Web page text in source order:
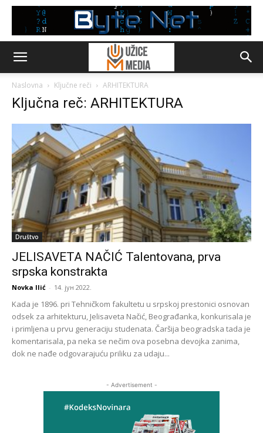
Naslovna Ključne reči ARHITEKTURA
Ključna reč: ARHITEKTURA
Društvo
JELISAVETA NAČIĆ Talentovana, prva
srpska konstrakta
Novka Ilić - 14. јун 2022.
Kada je 1896. pri Tehničkom fakultetu u srpskoj prestonici osnovan
odsek za arhitekturu, Jelisaveta Načić, Beograđanka, konkurisala je
i primljena u prvu generaciju studenata. Čaršija beogradska tada je
komentarisala, pa neka se nečim ova posebna devojka zanima,
dok ne nađe odgovarajuću priliku za udaju...
- Advertisement -